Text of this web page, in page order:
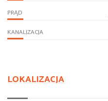
PRĄD
KANALIZACJA
LOKALIZACJA